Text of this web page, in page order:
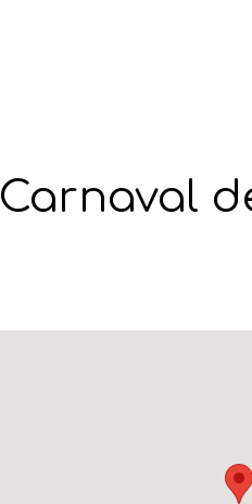
Carnaval